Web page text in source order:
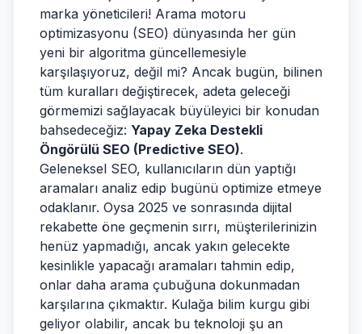
marka yöneticileri! Arama motoru
optimizasyonu (SEO) dünyasında her gün
yeni bir algoritma güncellemesiyle
karşılaşıyoruz, değil mi? Ancak bugün, bilinen
tüm kuralları değiştirecek, adeta geleceği
görmemizi sağlayacak büyüleyici bir konudan
bahsedeceğiz: Yapay Zeka Destekli
Öngörülü SEO (Predictive SEO).
Geleneksel SEO, kullanıcıların dün yaptığı
aramaları analiz edip bugünü optimize etmeye
odaklanır. Oysa 2025 ve sonrasında dijital
rekabette öne geçmenin sırrı, müşterilerinizin
henüz yapmadığı, ancak yakın gelecekte
kesinlikle yapacağı aramaları tahmin edip,
onlar daha arama çubuğuna dokunmadan
karşılarına çıkmaktır. Kulağa bilim kurgu gibi
geliyor olabilir, ancak bu teknoloji şu an